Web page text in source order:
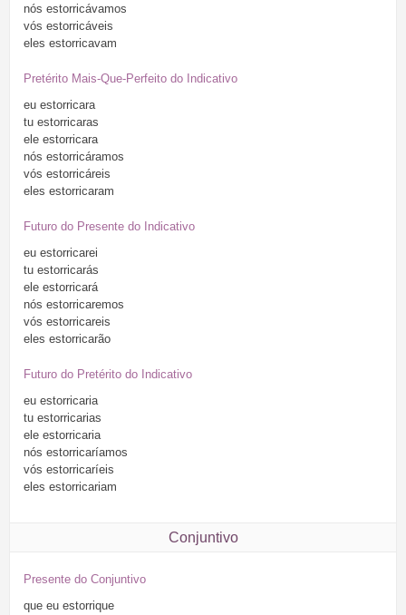
nós estorricávamos
vós estorricáveis
eles estorricavam
Pretérito Mais-Que-Perfeito do Indicativo
eu estorricara
tu estorricaras
ele estorricara
nós estorricáramos
vós estorricáreis
eles estorricaram
Futuro do Presente do Indicativo
eu estorricarei
tu estorricarás
ele estorricará
nós estorricaremos
vós estorricareis
eles estorricarão
Futuro do Pretérito do Indicativo
eu estorricaria
tu estorricarias
ele estorricaria
nós estorricaríamos
vós estorricaríeis
eles estorricariam
Conjuntivo
Presente do Conjuntivo
que eu estorrique